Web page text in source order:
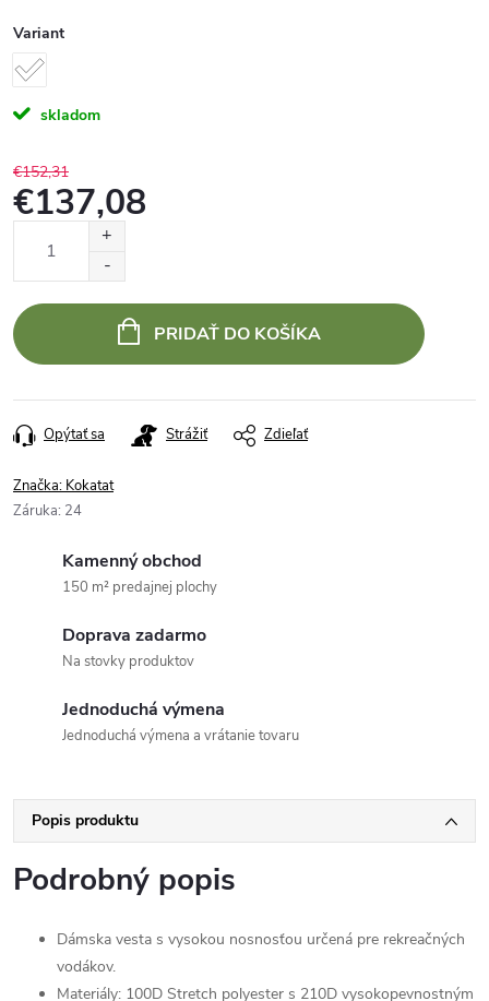
Variant
skladom
€152,31
€137,08
PRIDAŤ DO KOŠÍKA
Opýtať sa Strážiť Zdieľať
Značka: Kokatat
Záruka: 24
Kamenný obchod
150 m² predajnej plochy
Doprava zadarmo
Na stovky produktov
Jednoduchá výmena
Jednoduchá výmena a vrátanie tovaru
Popis produktu
Podrobný popis
Dámska vesta s vysokou nosnosťou určená pre rekreačných
vodákov.
Materiály: 100D Stretch polyester s 210D vysokopevnostným